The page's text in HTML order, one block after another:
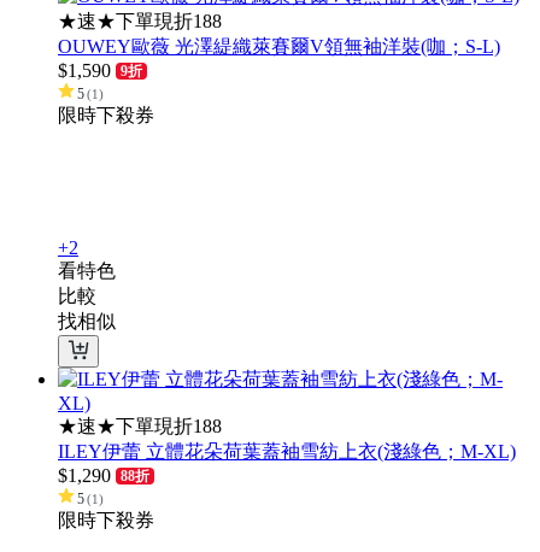
★速★下單現折188
OUWEY歐薇 光澤緹織萊賽爾V領無袖洋裝(咖；S-L)
$1,590 9折
5(1)
限時下殺券
+2
看特色
比較
找相似
★速★下單現折188
ILEY伊蕾 立體花朵荷葉蓋袖雪紡上衣(淺綠色；M-XL)
$1,290 88折
5(1)
限時下殺券